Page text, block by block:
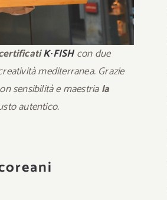
K∙FISHcon due
mediterranea. Grazie
sensibilità e maestriala
autentico.